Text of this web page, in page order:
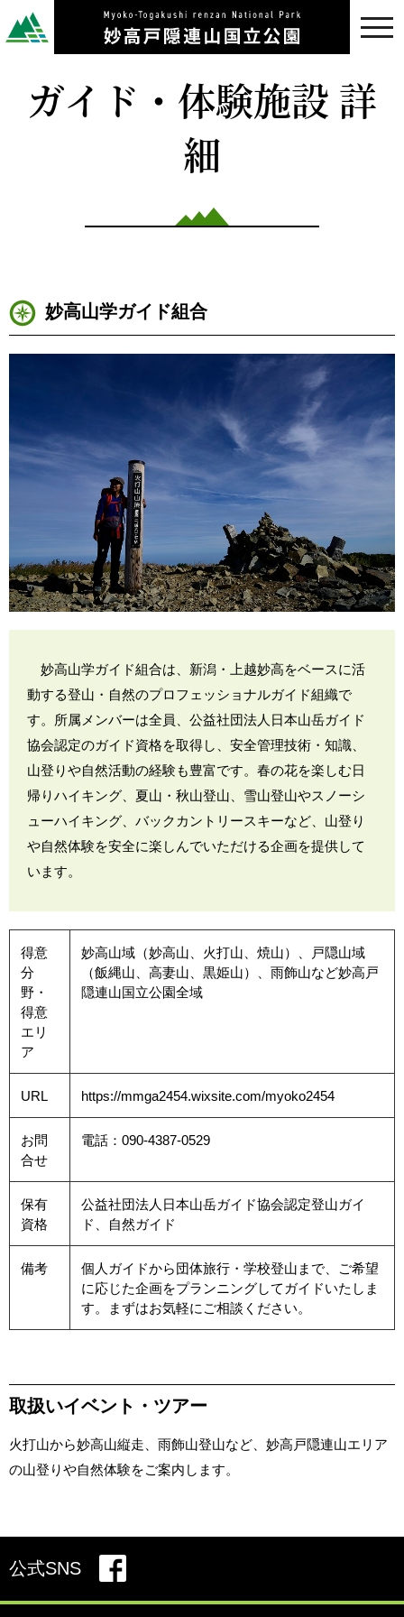
ガイド・体験施設 詳
細
妙高山学ガイド組合
妙高山学ガイド組合は、新潟・上越妙高をベースに活
動する登山・自然のプロフェッショナルガイド組織で
す。所属メンバーは全員、公益社団法人日本山岳ガイド
協会認定のガイド資格を取得し、安全管理技術・知識、
山登りや自然活動の経験も豊富です。春の花を楽しむ日
帰りハイキング、夏山・秋山登山、雪山登山やスノーシ
ューハイキング、バックカントリースキーなど、山登り
や自然体験を安全に楽しんでいただける企画を提供して
います。
得意
分
野・
得意
エリ
ア
妙高山域（妙高山、火打山、焼山）、戸隠山域
（飯縄山、高妻山、黒姫山）、雨飾山など妙高戸
隠連山国立公園全域
URL https://mmga2454.wixsite.com/myoko2454
お問
合せ
電話：090-4387-0529
保有
資格
公益社団法人日本山岳ガイド協会認定登山ガイ
ド、自然ガイド
備考
個人ガイドから団体旅行・学校登山まで、ご希望
に応じた企画をプランニングしてガイドいたしま
す。まずはお気軽にご相談ください。
取扱いイベント・ツアー
火打山から妙高山縦走、雨飾山登山など、妙高戸隠連山エリア
の山登りや自然体験をご案内します。
公式SNS